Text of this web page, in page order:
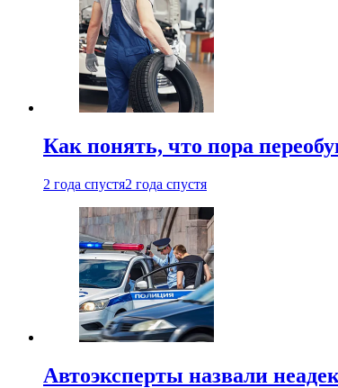
Как понять, что пора
2 года спустя2 года спустя
Автоэксперты назвали